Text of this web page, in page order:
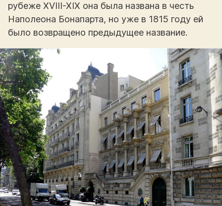
рубеже XVIII-XIX она была названа в честь
Наполеона Бонапарта, но уже в 1815 году ей
было возвращено предыдущее название.